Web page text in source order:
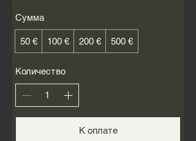
Сумма
50 € 100 € 200 € 500 €
Количество
К оплате